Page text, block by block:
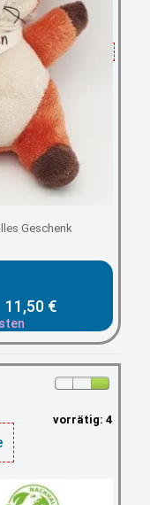
Geschenk
11,50 €
vorrätig: 4